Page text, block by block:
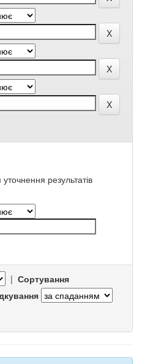
результатів
| Сортування